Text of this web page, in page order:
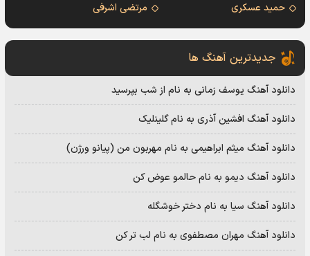
حمید عسکری
مرتضی اشرفی
جدیدترین آهنگ ها
دانلود آهنگ یوسف زمانی به نام از شب بپرسید
دانلود آهنگ افشین آذری به نام گلینلیک
دانلود آهنگ میثم ابراهیمی به نام مهربون من (پیانو ورژن)
دانلود آهنگ دیمو به نام حالمو عوض کن
دانلود آهنگ سیا به نام دختر خوشگله
دانلود آهنگ مهران مصطفوی به نام لب تر کن